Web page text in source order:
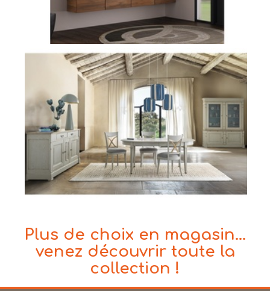
Plus de choix en magasin...
venez découvrir toute la
collection !